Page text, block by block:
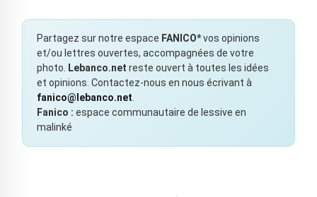
Partagez sur notre espace FANICO*vos opinions
et/ou lettres ouvertes, accompagnées de votre
photo.
Lebanco.net reste ouvert à toutes les idées
et opinions. Contactez-nous en nous écrivant à
fanico@lebanco.net
Fanico : espace communautaire de lessive en
malinké